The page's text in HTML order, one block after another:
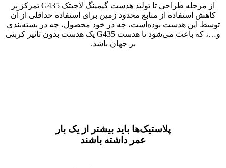
از مرحله طراحی تا تولید هدست گیمینگ لاجیتک G435 تمرکز بر
کاهش استفاده از منابع محدود زمین برای استفاده حداقلی از آن
توسط این هدست بوده‌است، چه در خود محصول، چه در بسته‌بندی
و…، که باعث می‌شود تا هدست G435 یک هدست بدون تاثیر کربنی
بر جهان باشد.
پلاستیک‌ها باید بیشتر از یک بار
عمر داشته باشند